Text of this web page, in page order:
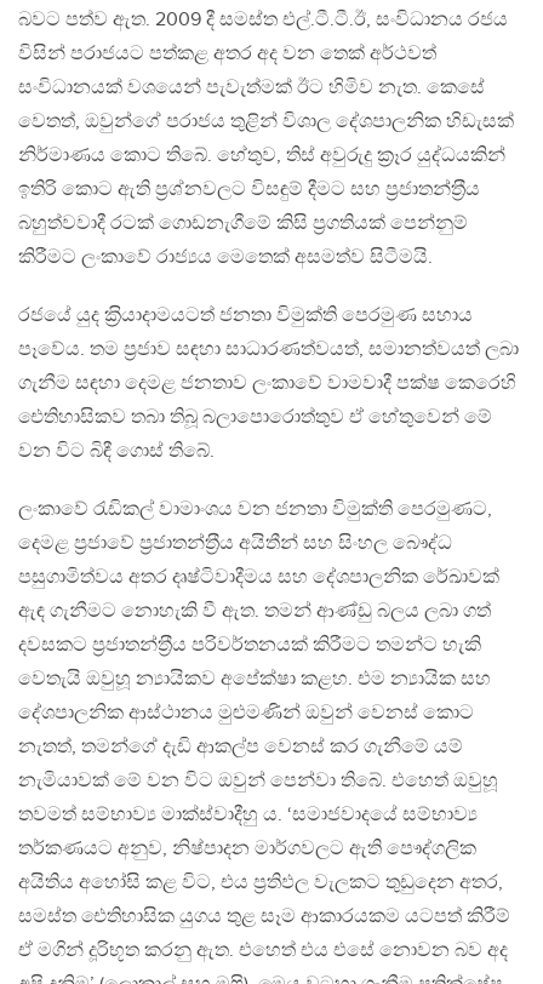
බවට පත්ව ඇත. 2009 දී සමස්ත එල්.ටී.ටී.ඊ, සංවිධානය රජය
විසින් පරාජයට පත්කළ අතර අද වන තෙක් අර්ථවත්
සංවිධානයක් වශයෙන් පැවැත්මක් ඊට හිමිව නැත. කෙසේ
වෙතත්, ඔවුන්ගේ පරාජය තුළින් විශාල දේශපාලනික හිඩැසක්
නිර්මාණය කොට තිබේ. හේතුව, තිස් අවුරුදු ක‍්‍රෑර යුද්ධයකින්
ඉතිරි කොට ඇති ප‍්‍රශ්නවලට විසඳුම් දීමට සහ ප‍්‍රජාතන්ත‍්‍රීය
බහුත්වවාදී රටක් ගොඩනැගීමේ කිසි ප‍්‍රගතියක් පෙන්නුම්
කිරීමට ලංකාවේ රාජ්‍යය මෙතෙක් අසමත්ව සිටීමයි.
රජයේ යුද ක‍්‍රියාදාමයටත් ජනතා විමුක්ති පෙරමුණ සහාය
පෑවේය. තම ප‍්‍රජාව සඳහා සාධාරණත්වයත්, සමානත්වයත් ලබා
ගැනීම සඳහා දෙමළ ජනතාව ලංකාවේ වාමවාදී පක්ෂ කෙරෙහි
ඓතිහාසිකව තබා තිබූ බලාපොරොත්තුව ඒ හේතුවෙන් මේ
වන විට බිඳී ගොස් තිබේ.
ලංකාවේ රැඩිකල් වාමාංශය වන ජනතා විමුක්ති පෙරමුණට,
දෙමළ ප‍්‍රජාවේ ප‍්‍රජාතන්ත‍්‍රීය අයිතීන් සහ සිංහල බෞද්ධ
පසුගාමිත්වය අතර දෘෂ්ටිවාදීමය සහ දේශපාලනික රේඛාවක්
ඇඳ ගැනීමට නොහැකි වී ඇත. තමන් ආණ්ඩු බලය ලබා ගත්
දවසකට ප‍්‍රජාතන්ත‍්‍රීය පරිවර්තනයක් කිරීමට තමන්ට හැකි
වෙතැයි ඔවුහූ න්‍යායිකව අපේක්ෂා කළහ. එම න්‍යායික සහ
දේශපාලනික ආස්ථානය මුළුමණින් ඔවුන් වෙනස් කොට
නැතත්, තමන්ගේ දැඩි ආකල්ප වෙනස් කර ගැනීමේ යම්
නැමියාවක් මේ වන විට ඔවුන් පෙන්වා තිබේ. එහෙත් ඔවුහූ
තවමත් සම්භාව්‍ය මාක්ස්වාදීහු ය. ‘සමාජවාදයේ සම්භාව්‍ය
තර්කණයට අනුව, නිෂ්පාදන මාර්ගවලට ඇති පෞද්ගලික
අයිතිය අහෝසි කළ විට, එය ප‍්‍රතිඵල වැලකට තුඩුදෙන අතර,
සමස්ත ඓතිහාසික යුගය තුළ සෑම ආකාරයකම යටපත් කිරීම්
ඒ මගින් දූරිභූත කරනු ඇත. එහෙත් එය එසේ නොවන බව අද